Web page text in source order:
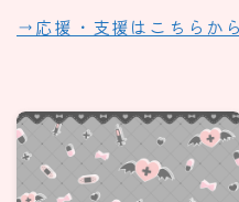
→応援・支援はこちらか